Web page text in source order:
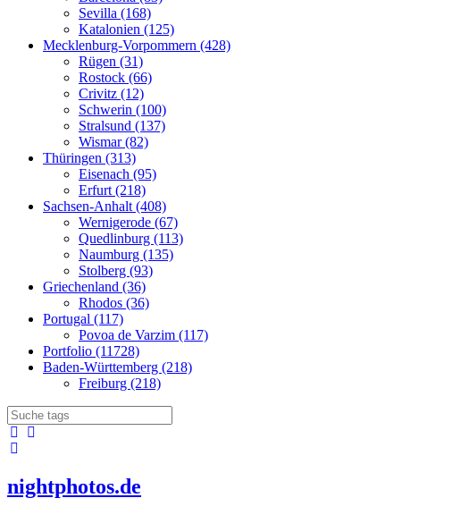
Sevilla (168)
Katalonien (125)
Mecklenburg-Vorpommern (428)
Rügen (31)
Rostock (66)
Crivitz (12)
Schwerin (100)
Stralsund (137)
Wismar (82)
Thüringen (313)
Eisenach (95)
Erfurt (218)
Sachsen-Anhalt (408)
Wernigerode (67)
Quedlinburg (113)
Naumburg (135)
Stolberg (93)
Griechenland (36)
Rhodos (36)
Portugal (117)
Povoa de Varzim (117)
Portfolio (11728)
Baden-Württemberg (218)
Freiburg (218)
nightphotos.de